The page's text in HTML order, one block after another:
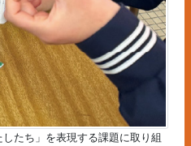
たち」を表現する課題に取り組